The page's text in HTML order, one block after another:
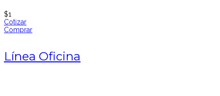
$1
Cotizar
Comprar
Línea Oficina